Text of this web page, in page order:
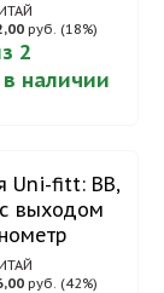
руб. (18%)
2
наличии
Uni-fitt: ВВ,
выходом
руб. (42%)